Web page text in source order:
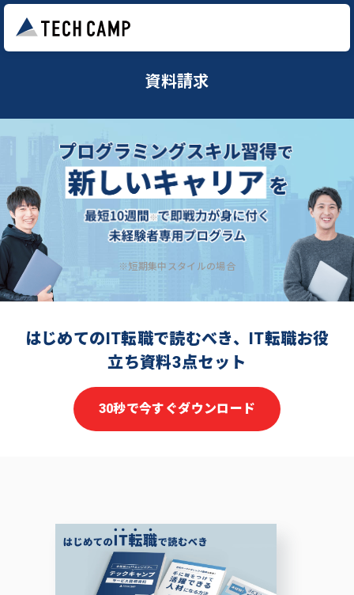
資料請求
※短期集中スタイルの場合
はじめてのIT転職で読むべき、IT転職お役
立ち資料3点セット
30秒で今すぐダウンロード